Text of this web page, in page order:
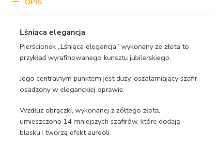
Lśniąca elegancja
Pierścionek „Lśniąca elegancja” wykonany ze złota to
przykład wyrafinowanego kunsztu jubilerskiego.
Jego centralnym punktem jest duży, oszałamiający szafir
osadzony w eleganckiej oprawie.
Wzdłuż obrączki, wykonanej z żółtego złota,
umieszczono 14 mniejszych szafirów, które dodają
blasku i tworzą efekt aureoli.